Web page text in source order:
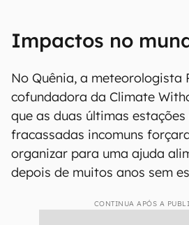
Impactos no
No Quênia, a meteorologista
cofundadora da Climate
que as duas últimas estações
fracassadas incomuns
organizar para uma ajuda
depois de muitos anos sem
CONTINUA APÓS A